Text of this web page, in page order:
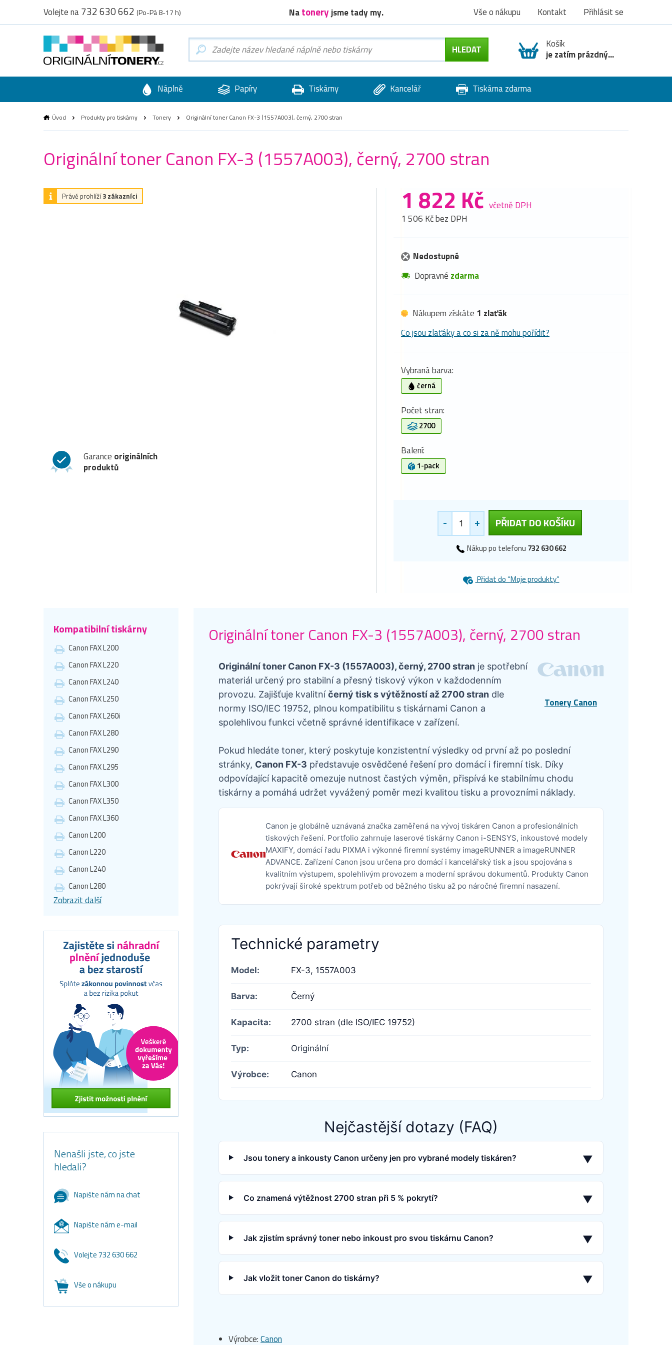
Volejte na732 630 662 (Po-Pá 8-17 h) Natoneryjsme tady my. Vše o nákupu Kontakt Přihlásit se
Košík
je zatím prázdný...
Náplně Papíry Tiskárny Kancelář Tiskárna zdarma
Úvod Produkty pro tiskárny Tonery Originální toner Canon FX-3 (1557A003), černý, 2700 stran
Originální toner Canon FX-3 (1557A003), černý, 2700 stran
Právě prohlíží3 zákazníci
Garance originálních
produktů
1 822 Kč včetně DPH
1 506 Kč bez DPH
Nedostupné
Dopravné zdarma
Nákupem získáte 1 zlaťák
Co jsou zlaťáky a co si za ně mohu pořídit?
Vybraná barva:
černá
Počet stran:
2700
Balení:
1-pack
- + PŘIDAT DO KOŠÍKU
Nákup po telefonu 732 630 662
Přidat do “Moje produkty”
Kompatibilní tiskárny
Canon FAX L200
Canon FAX L220
Canon FAX L240
Canon FAX L250
Canon FAX L260i
Canon FAX L280
Canon FAX L290
Canon FAX L295
Canon FAX L300
Canon FAX L350
Canon FAX L360
Canon L200
Canon L220
Canon L240
Canon L280
Zobrazit další
Nenašli jste, co jste
hledali?
Napište nám na chat
Napište nám e-mail
Volejte 732 630 662
Vše o nákupu
Originální toner Canon FX-3 (1557A003), černý, 2700 stran
Tonery Canon
Originální toner Canon FX-3 (1557A003), černý, 2700 stran je spotřební
materiál určený pro stabilní a přesný tiskový výkon v každodenním
provozu. Zajišťuje kvalitníčerný tisk s výtěžností až 2700 stran dle
normy ISO/IEC 19752, plnou kompatibilitu s tiskárnami Canon a
spolehlivou funkci včetně správné identifikace v zařízení.
Pokud hledáte toner, který poskytuje konzistentní výsledky od první až po poslední
stránky, Canon FX-3 představuje osvědčené řešení pro domácí i firemní tisk. Díky
odpovídající kapacitě omezuje nutnost častých výměn, přispívá ke stabilnímu chodu
tiskárny a pomáhá udržet vyvážený poměr mezi kvalitou tisku a provozními náklady.
Canon je globálně uznávaná značka zaměřená na vývoj tiskáren Canon a profesionálních
tiskových řešení. Portfolio zahrnuje laserové tiskárny Canon i-SENSYS, inkoustové modely
MAXIFY, domácí řadu PIXMA i výkonné firemní systémy imageRUNNER a imageRUNNER
ADVANCE. Zařízení Canon jsou určena pro domácí i kancelářský tisk a jsou spojována s
kvalitním výstupem, spolehlivým provozem a moderní správou dokumentů. Produkty Canon
pokrývají široké spektrum potřeb od běžného tisku až po náročné firemní nasazení.
Technické parametry
Model: FX-3, 1557A003
Barva: Černý
Kapacita: 2700 stran (dle ISO/IEC 19752)
Typ: Originální
Výrobce: Canon
Nejčastější dotazy (FAQ)
Jsou tonery a inkousty Canon určeny jen pro vybrané modely tiskáren? ▼
Co znamená výtěžnost 2700 stran při 5 % pokrytí? ▼
Jak zjistím správný toner nebo inkoust pro svou tiskárnu Canon? ▼
Jak vložit toner Canon do tiskárny? ▼
Výrobce:Canon